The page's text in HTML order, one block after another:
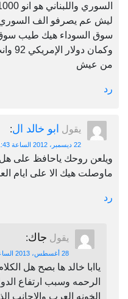
سوق السوداء هيك طيب سوق
من عيش
رد
يقول ابو خالد ال:
22 ديسمبر، 2012 الساعة 11:43 ص
ويلعن روحك ياحافظ على هل
ماوصلت هيك الا على ايام
رد
يقول جاك:
28 أغسطس، 2013 الساعة 9:02 ص
ياابا خالد ها بصح هل
الرحمه وسبب ارتفاع
الخونه العرب والاجانب